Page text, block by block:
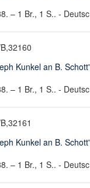
– 1 Br., 1 S.. -
Kunkel an B.
– 1 Br., 1 S.. -
Kunkel an B.
– 1 Br., 1 S.. -